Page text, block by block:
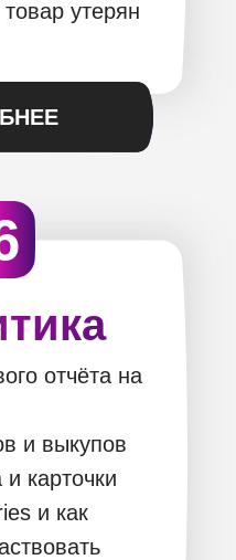
утерян
отчёта на
и выкупов
карточки
и как